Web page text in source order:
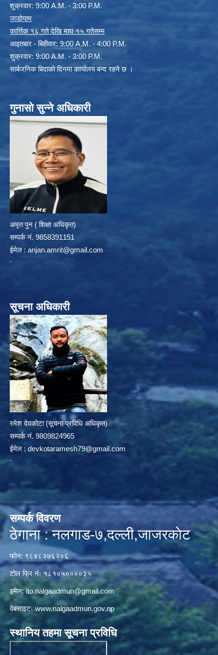
शुक्रवार: 9:00 A.M. - 3:00 P.M.
जाडोयाम
कार्त्तिक १६ गते देखि माघ १५ गतेसम्म
आइतबार - बिहीवार: 9:00 A.M. - 4:00 P.M.
शुक्रवार: 9:00 A.M. - 3:00 P.M.
सार्बजनिक बिदाको दिनमा कार्यालय बन्द रहने छ ।
गुनासो सुन्ने अधिकारी
अमृत पुन ( शिक्षा अधिकृत)
सम्पर्क न‌ं. 9858391151
ईमेल : anjan.amrit@gmail.com
सूचना अधिकारी
रमेश देवकोटा (सूचना प्रविधि अधिकृत)
सम्पर्क न‌ं. 9809824965
ईमेल : devkotaramesh79@gmail.com
सम्पर्क विवरण
ठेगाना : नलगाड-७,दल्ली,जाजरकाेट
फोन: ९८४८२७६२०६
टोल फ्रि नंः १८१०५००००३५
इमेल:ito.nalgaadmun@gmail.com
वेबसाइटःwww.nalgaadmun.gov.np
स्थानिय तहमा सूचना प्रविधि